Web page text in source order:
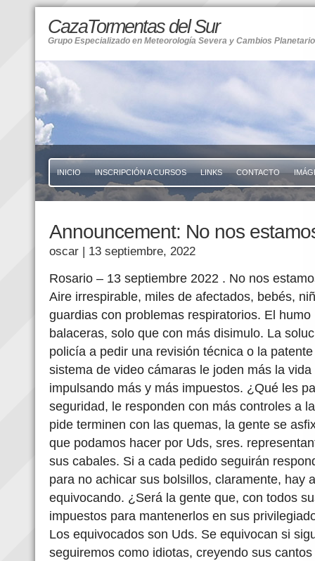
CazaTormentas del Sur
Grupo Especializado en Meteorología Severa y Cambios
INICIO INSCRIPCIÓN A CURSOS LINKS CONTACTO
Announcement: No nos
oscar | 13 septiembre, 2022
Rosario – 13 septiembre 2022 . No nos
Aire irrespirable, miles de afectados, bebés,
guardias con problemas respiratorios. El
balaceras, solo que con más disimulo. La
policía a pedir una revisión técnica o la
sistema de video cámaras le joden más la
impulsando más y más impuestos. ¿Qué les
seguridad, le responden con más controles a
pide terminen con las quemas, la gente se
que podamos hacer por Uds, sres.
sus cabales. Si a cada pedido seguirán
para no achicar sus bolsillos, claramente, hay
equivocando. ¿Será la gente que, con todos
impuestos para mantenerlos en sus
Los equivocados son Uds. Se equivocan si
seguiremos como idiotas, creyendo sus